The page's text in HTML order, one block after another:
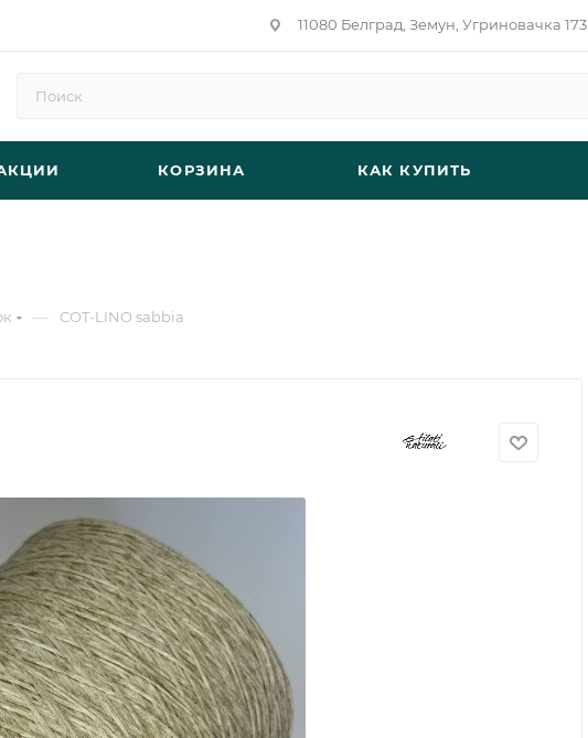
11080 Белград, Земун, Угриновачка 173
КОРЗИНА КАК КУПИТЬ
— COT-LINO sabbia